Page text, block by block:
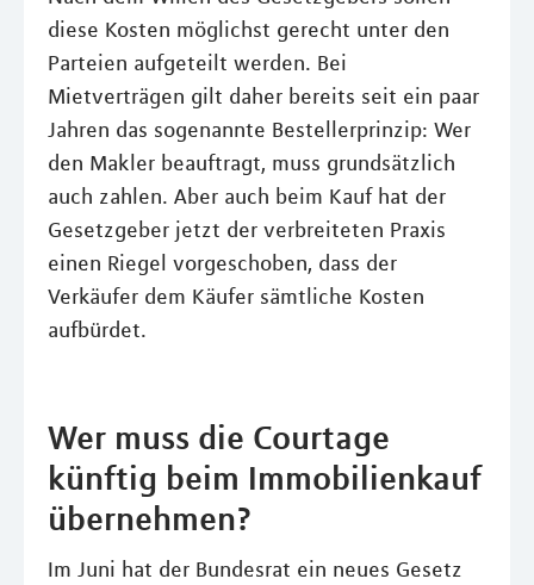
diese Kosten möglichst gerecht unter den
Parteien aufgeteilt werden. Bei
Mietverträgen gilt daher bereits seit ein paar
Jahren das sogenannte Bestellerprinzip: Wer
den Makler beauftragt, muss grundsätzlich
auch zahlen. Aber auch beim Kauf hat der
Gesetzgeber jetzt der verbreiteten Praxis
einen Riegel vorgeschoben, dass der
Verkäufer dem Käufer sämtliche Kosten
aufbürdet.
Wer muss die Courtage
künftig beim Immobilienkauf
übernehmen?
Im Juni hat der Bundesrat ein neues Gesetz